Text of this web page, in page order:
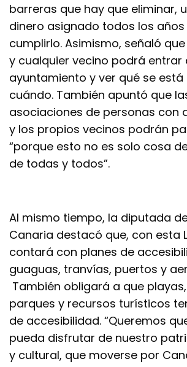
barreras que hay que eliminar,
dinero asignado todos los
cumplirlo. Asimismo, señaló
y cualquier vecino podrá entrar
ayuntamiento y ver qué se
cuándo. También apuntó que
asociaciones de personas con
y los propios vecinos podrán
“porque esto no es solo cosa
de todas y todos”.
Al mismo tiempo, la diputada
Canaria destacó que, con esta
contará con planes de
guaguas, tranvías, puertos y
También obligará a que
parques y recursos turísticos
de accesibilidad. “Queremos
pueda disfrutar de nuestro
y cultural, que moverse por